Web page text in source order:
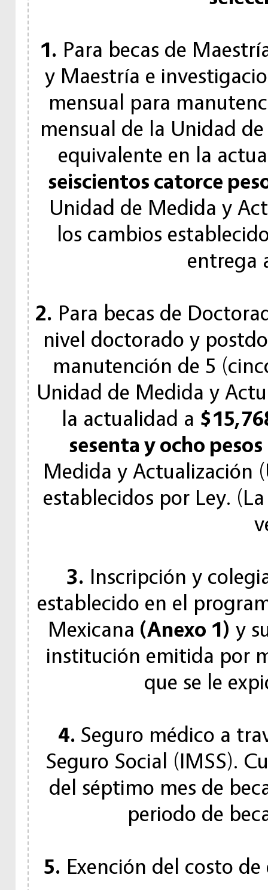
1. Para becas de
y Maestría e
mensual para
mensual de la Unidad
equivalente en la
seiscientos catorce
Unidad de Medida y
los cambios
entrega
2. Para becas de
nivel doctorado y
manutención de 5
Unidad de Medida y
la actualidad a
sesenta y ocho
Medida y Actualización
establecidos por Ley.
3. Inscripción y
establecido en el
Mexicana (Anexo 1) y
institución emitida por
que se le
4. Seguro médico a
Seguro Social (IMSS).
del séptimo mes de
periodo de
5. Exención del costo